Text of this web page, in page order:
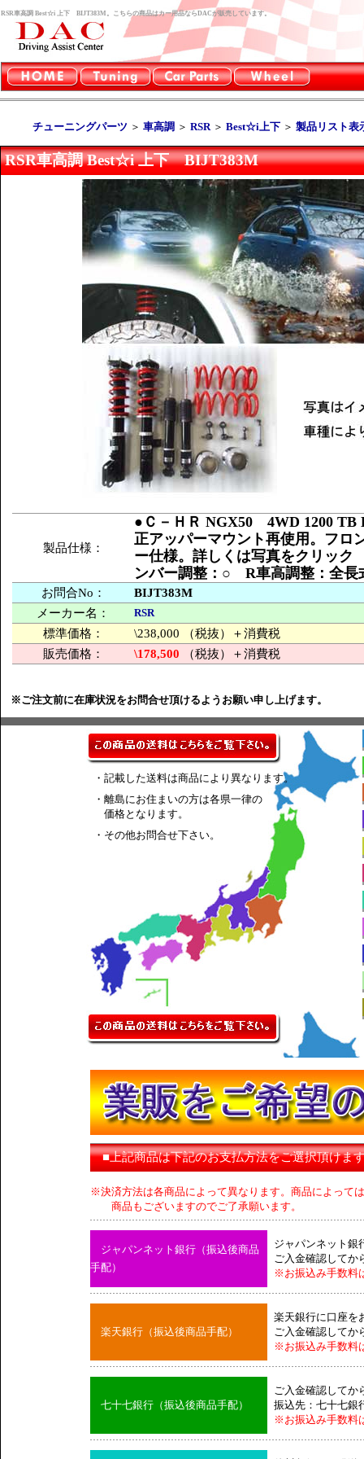
RSR車高調 Best☆i 上下 BIJT383M。こちらの商品はカー用品ならDACが販売しています。
チューニングパーツ ＞ 車高調 ＞ RSR＞ Best☆i上下 ＞ 製品リスト表
RSR車高調 Best☆i 上下 BIJT383M
製品仕様：
●Ｃ－ＨＲ NGX50 4WD 1200
正アッパーマウント再使用。フロ
ー仕様。詳しくは写真をクリッ
ンバー調整：○ R車高調整：全
お問合No：
BIJT383M
メーカー名：
RSR
標準価格：
\238,000 （税抜）＋消費税
販売価格：
\178,500 （税抜）＋消費税
※ご注文前に在庫状況をお問合せ頂けるようお願い申し上げます。
・記載した送料は商品により異なります。
・離島にお住まいの方は各県一律の
価格となります。
・その他お問合せ下さい。
■上記商品は下記のお支払方法をご選択頂けま
※決済方法は各商品によって異なります。商品によって
商品もございますのでご了承願います。
ジャパンネット銀行（振込後商品
手配）
ジャパンネット銀
ご入金確認してか
※お振込み手数料
楽天銀行（振込後商品手配）
楽天銀行に口座を
ご入金確認してか
※お振込み手数料
七十七銀行（振込後商品手配）
ご入金確認してか
振込先：七十七銀
※お振込み手数料